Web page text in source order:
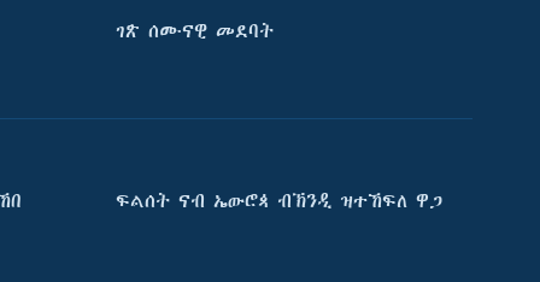
ገጽ ሰሙናዊ መደባት
ፍልሰት ናብ ኤውሮጳ ብኽንዲ ዝተኸፍለ ዋጋ